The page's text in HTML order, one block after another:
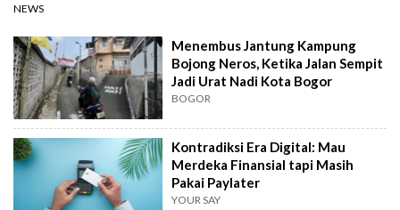
NEWS
Menembus Jantung Kampung
Bojong Neros, Ketika Jalan Sempit
Jadi Urat Nadi Kota Bogor
BOGOR
Kontradiksi Era Digital: Mau
Merdeka Finansial tapi Masih
Pakai Paylater
YOUR SAY